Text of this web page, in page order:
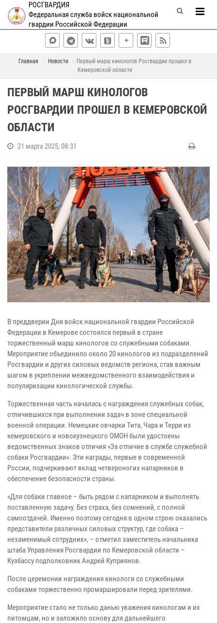
РОСГВАРДИЯ
Федеральная служба войск национальной
гвардии Российской Федерации
Главная Новости
Первый марш кинологов Росгвардии прошел в
Кемеровской области
ПЕРВЫЙ МАРШ КИНОЛОГОВ
РОСГВАРДИИ ПРОШЕЛ В КЕМЕРОВСКОЙ
ОБЛАСТИ
21 марта 2025, 08:31
В преддверии Дня войск национальной гвардии Российской
Федерации в Кемерове состоялся первый в стране
торжественный марш кинологов со служебными собаками.
Мероприятие объединило около 20 кинологов из подразделений
Росгвардии и других силовых ведомств региона, став важным
шагом в укреплении межведомственного взаимодействия и
популяризации кинологической службы.
Торжественная часть началась с награждения служебных собак,
отличившихся при выполнении задач в зоне специальной
военной операции. Немецкие овчарки Тита, Чара и Терри из
кемеровского и новокузнецкого ОМОН были удостоены
ведомственных знаков отличия «За отличие в службе служебной
собаки Росгвардии». Эти награды, первые в современной
России, подчеркивают вклад четвероногих напарников в
обеспечение безопасности страны.
«Для собаки главное – быть рядом с напарником и выполнять
поставленную задачу. Без страха, без сомнений, с полной
самоотдачей. Именно поэтому сегодня в одном строю оказались
представители различных силовых структур, где собака –
незаменимый сотрудник», – отметил заместитель начальника
штаба Управления Росгвардии по Кемеровской области –
Кузбассу подполковник Андрей Куприянов.
После церемонии награждения кинологи со служебными
собаками торжественно промаршировали перед зрителями.
Мероприятие стало не только данью уважения кинологам и их
питомцам, но и заложило основу для дальнейшего